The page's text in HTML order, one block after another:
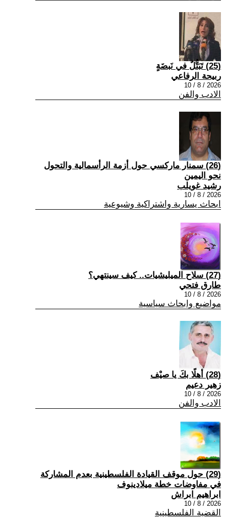
(25) تَبَتُّلٌ في نَبضَةٍ
ربيحة الرفاعي
2026 / 8 / 10
الادب والفن
(26) سمنار ماركسي حول أزمة الرأسمالية والتحول
نحو اليمين
رشيد غويلب
2026 / 8 / 10
ابحاث يسارية واشتراكية وشيوعية
(27) سلاح الميليشيات.. كيف سينتهي؟
طارق فتحي
2026 / 8 / 10
مواضيع وابحاث سياسية
(28) أهلًا بكَ يا صيْف
زهير دعيم
2026 / 8 / 10
الادب والفن
(29) حول موقف القيادة الفلسطينية بعدم المشاركة
في مفاوضات خطة ميلادينوف
ابراهيم ابراش
2026 / 8 / 10
القضية الفلسطينية